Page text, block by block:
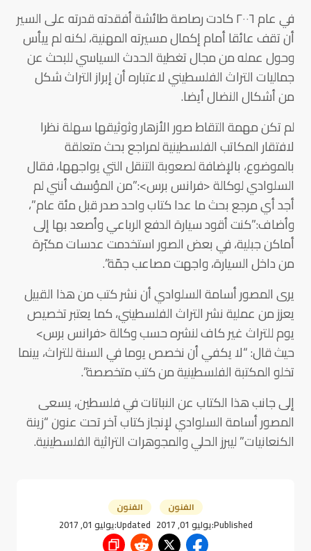
في عام ٢٠٠٦ كادت رصاصة طائشة أفقدته قدرته على السير
أن تقف عائقا أمام إكمال مسيرته المهنية، لكنه لم ييأس
وحول عمله من مجال تغطية الحدث السياسي للبحث عن
جماليات التراث الفلسطيني لاعتباره أن إبراز التراث شكل
من أشكال النضال أيضا.
لم تكن مهمة التقاط صور الأزهار وثوثيقها سهلة نظرا
لافتقار المكاتب الفلسطينية لمراجع بحث متعلقة
بالموضوع، بالإضافة لصعوبة التنقل التي يواجهها، فقال
السلوادي لوكالة <فرانس برس>:”من المؤسف أنني لم
أجد أي مرجع بحث ما عدا كتاب واحد صدر قبل مئة عام”،
وأضاف:”كنت أقود سيارة الدفع الرباعي وأصعد بها إلى
أماكن جبلية، في بعض الصور استخدمت عدسات مكبّرة
من داخل السيارة، واجهت مصاعب جمّة”.
يرى المصور أسامة السلوادي أن نشر كتب من هذا القبيل
يعزز من عملية نشر التراث الفلسطيني، كما يعتبر تخصيص
يوم للتراث غير كاف لنشره حسب وكالة <فرانس برس>
حيث قال: “لا يكفي أن نخصص يوما في السنة للتراث، بينما
تخلو المكتبة الفلسطينية من كتب متخصصة”.
إلى جانب هذا الكتاب عن النباتات في فلسطين، يسعى
المصور أسامة السلوادي لإنجاز كتاب آخر تحت عنون “زينة
الكنعانيات” ليبرز الحلي والمجوهرات التراثية الفلسطينية.
الفنون الفنون
Published:يوليو 01, 2017 Updated:يوليو 01, 2017